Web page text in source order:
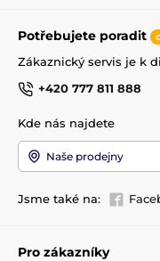
Potřebujete poradit
Zákaznický servis je k
+420 777 811 888
Kde nás najdete
Naše prodejny
Jsme také na:
Pro zákazníky